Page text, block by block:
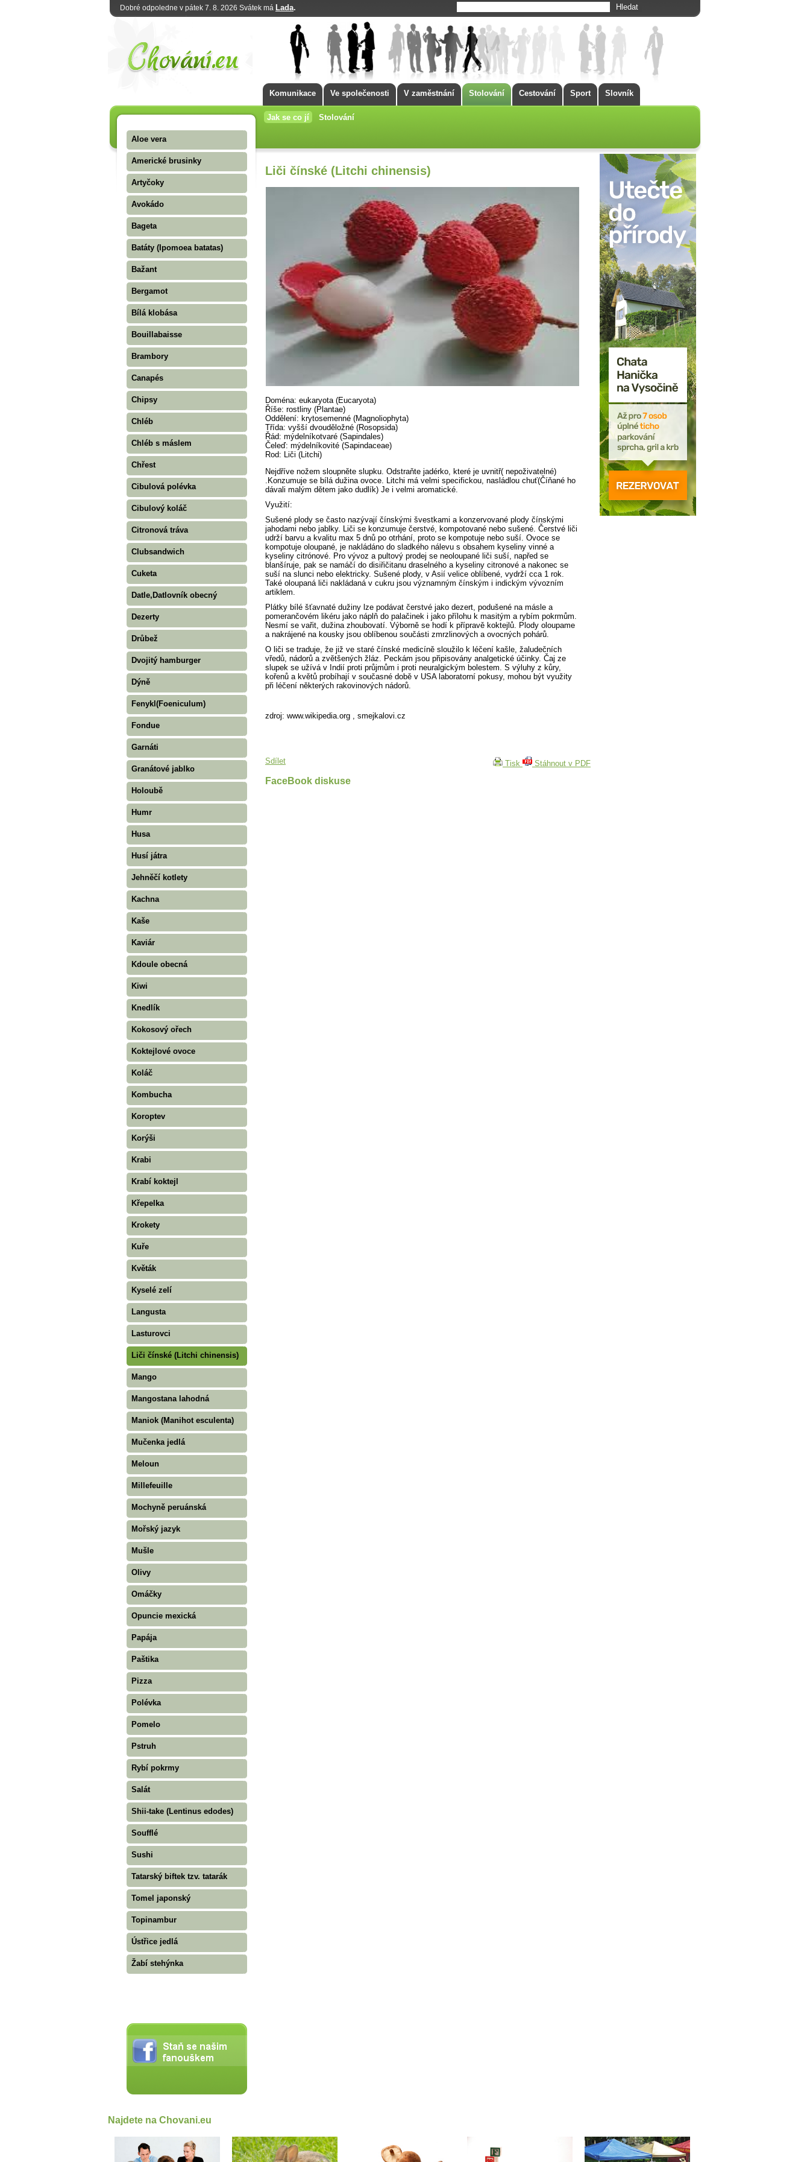
Dobré odpoledne v pátek 7. 8. 2026 Svátek má Lada.
Komunikace Ve společenosti V zaměstnání Stolování Cestování Sport Slovník
Jak se co jí Stolování
Aloe vera
Americké brusinky
Artyčoky
Avokádo
Bageta
Batáty (Ipomoea batatas)
Bažant
Bergamot
Bílá klobása
Bouillabaisse
Brambory
Canapés
Chipsy
Chléb
Chléb s máslem
Chřest
Cibulová polévka
Cibulový koláč
Citronová tráva
Clubsandwich
Cuketa
Datle,Datlovník obecný
Dezerty
Drůbež
Dvojitý hamburger
Dýně
Fenykl(Foeniculum)
Fondue
Garnáti
Granátové jablko
Holoubě
Humr
Husa
Husí játra
Jehněčí kotlety
Kachna
Kaše
Kaviár
Kdoule obecná
Kiwi
Knedlík
Kokosový ořech
Koktejlové ovoce
Koláč
Kombucha
Koroptev
Korýši
Krabi
Krabí koktejl
Křepelka
Krokety
Kuře
Květák
Kyselé zelí
Langusta
Lasturovci
Liči čínské (Litchi chinensis)
Mango
Mangostana lahodná
Maniok (Manihot esculenta)
Mučenka jedlá
Meloun
Millefeuille
Mochyně peruánská
Mořský jazyk
Mušle
Olivy
Omáčky
Opuncie mexická
Papája
Paštika
Pizza
Polévka
Pomelo
Pstruh
Rybí pokrmy
Salát
Shii-take (Lentinus edodes)
Soufflé
Sushi
Tatarský biftek tzv. tatarák
Tomel japonský
Topinambur
Ústřice jedlá
Žabí stehýnka
Liči čínské (Litchi chinensis)
Doména: eukaryota (Eucaryota)
Říše: rostliny (Plantae)
Oddělení: krytosemenné (Magnoliophyta)
Třída: vyšší dvouděložné (Rosopsida)
Řád: mýdelníkotvaré (Sapindales)
Čeleď: mýdelníkovité (Sapindaceae)
Rod: Liči (Litchi)
Nejdříve nožem sloupněte slupku. Odstraňte jadérko, které je uvnitř( nepoživatelné)
.Konzumuje se bílá dužina ovoce. Litchi má velmi specifickou, nasládlou chuť(Číňané ho
dávali malým dětem jako dudlík) Je i velmi aromatické.
Využití:
Sušené plody se často nazývají čínskými švestkami a konzervované plody čínskými
jahodami nebo jablky. Liči se konzumuje čerstvé, kompotované nebo sušené. Čerstvé liči
udrží barvu a kvalitu max 5 dnů po otrhání, proto se kompotuje nebo suší. Ovoce se
kompotuje oloupané, je nakládáno do sladkého nálevu s obsahem kyseliny vinné a
kyseliny citrónové. Pro vývoz a pultový prodej se neoloupané liči suší, napřed se
blanšíruje, pak se namáčí do disiřičitanu draselného a kyseliny citronové a nakonec se
suší na slunci nebo elektricky. Sušené plody, v Asií velice oblíbené, vydrží cca 1 rok.
Také oloupaná liči nakládaná v cukru jsou významným čínským i indickým vývozním
artiklem.
Plátky bílé šťavnaté dužiny lze podávat čerstvé jako dezert, podušené na másle a
pomerančovém likéru jako náplň do palačinek i jako přílohu k masitým a rybím pokrmům.
Nesmí se vařit, dužina zhoubovatí. Výborně se hodí k přípravě koktejlů. Plody oloupame
a nakrájené na kousky jsou oblíbenou součásti zmrzlinových a ovocných pohárů.
O liči se traduje, že již ve staré čínské medicíně sloužilo k léčení kašle, žaludečních
vředů, nádorů a zvětšených žláz. Peckám jsou připisovány analgetické účinky. Čaj ze
slupek se užívá v Indií proti průjmům i proti neuralgickým bolestem. S výluhy z kůry,
kořenů a květů probíhají v současné době v USA laboratorní pokusy, mohou být využity
při léčení některých rakovinových nádorů.
zdroj: www.wikipedia.org , smejkalovi.cz
Sdílet Tisk Stáhnout v PDF
FaceBook diskuse
Najdete na Chovani.eu